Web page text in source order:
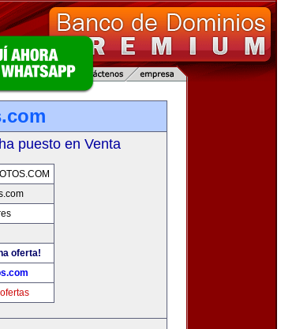
puesto en Venta
oferta!